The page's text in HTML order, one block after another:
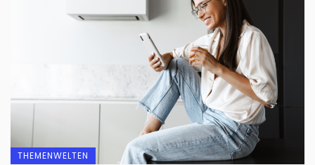
THEMENWELTEN